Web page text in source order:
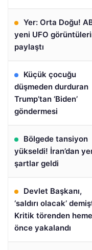
Yer: Orta Doğu!
yeni UFO
paylaştı
Küçük çocuğu
düşmeden durduran
Trump’tan ‘Biden’
göndermesi
Bölgede tansiyon
yükseldi! İran’dan
şartlar geldi
Devlet Başkanı,
‘saldırı olacak’
Kritik törenden
önce yakalandı